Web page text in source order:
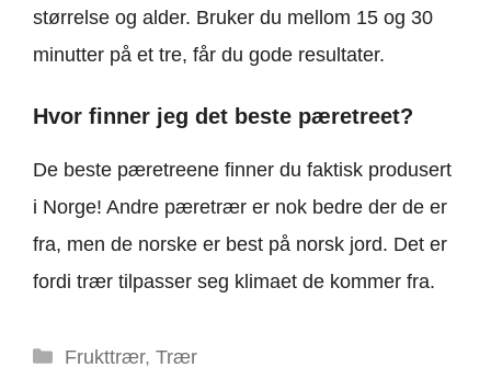
størrelse og alder. Bruker du mellom 15 og 30
minutter på et tre, får du gode resultater.
Hvor finner jeg det beste pæretreet?
De beste pæretreene finner du faktisk produsert
i Norge! Andre pæretrær er nok bedre der de er
fra, men de norske er best på norsk jord. Det er
fordi trær tilpasser seg klimaet de kommer fra.
Kategorier
Frukttrær, Trær